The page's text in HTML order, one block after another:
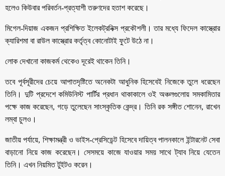
হলেও কিউবার পরিবর্তন-প্রত্যাশী তরুণদের হতাশ করেছে।
মিগেল-দিয়াজ একজন প্রশিক্ষিত ইলেকট্রনিক্স প্রকৌশলী। তার মধ্যে ফিদেল কাস্ত্রোর
ক্যারিশমা বা রাউল কাস্ত্রোর কর্তৃত্ব কোনোটাই ফুটে উঠে না।
লোক দেখানো কাজকর্ম থেকেও দূরেই থাকেন তিনি।
তবে পূর্বসূরীদের চেয়ে আপাতদৃষ্টিতে অনেকটা আধুনিক হিসেবেই নিজেকে তুলে ধরেছেন
তিনি। দুটি প্রদেশে কমিউনিস্ট পার্টির প্রধান থাকাকালে ওই অঞ্চলগুলোয় সমকামিতার
পক্ষে কাজ করেছেন, গড়ে তুলেছেন সাংস্কৃতিক কেন্দ্র। তিনি রক সঙ্গীত শোনেন, রাখেন
লম্বা চুলও।
জাতীয় পর্যায়ে, শিক্ষামন্ত্রী ও ভাইস-প্রেসিডেন্ট হিসেবে দায়িত্ব পালনকালে ইন্টারনেট সেবা
বাড়ানো নিয়ে কাজ করেছেন। সেসময়ে কাজে যাওয়ার সময় সাথে ট্যাব নিয়ে যেতেন
তিনি। এখন নিয়মিত টুইটও করেন।